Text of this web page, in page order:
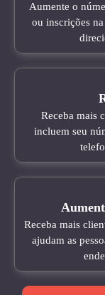
Aumente o
ou inscrições
Receba mais
incluem seu
Receba mais
ajudam as